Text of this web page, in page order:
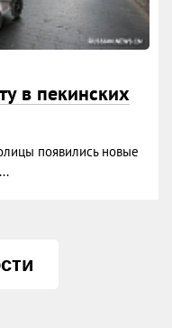
в пекинских
появились новые